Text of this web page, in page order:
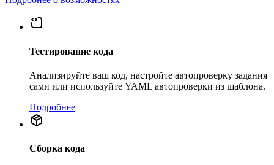
Тестирование кода
Анализируйте ваш код, настройте автопроверку задания
сами или используйте YAML автопроверки из шаблона.
Подробнее
Сборка кода